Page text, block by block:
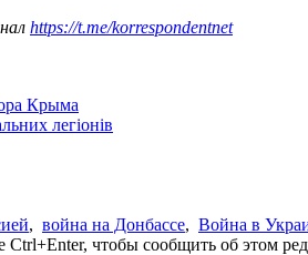
https://t.me/korrespondentnet
Крыма
легіонів
, война на Донбассе, Война в
чтобы сообщить об этом